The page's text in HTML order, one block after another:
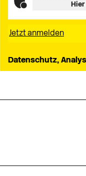
Datenschutz,